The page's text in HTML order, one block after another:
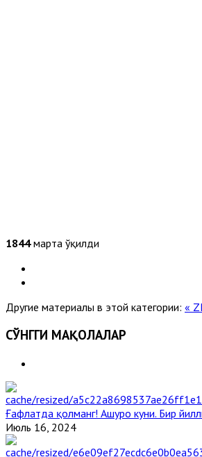
1844марта ўқилди
Другие материалы в этой категории: «
СЎНГГИ МАҚОЛАЛАР
Ғафлатда қолманг! Ашуро куни. Бир
Июль 16, 2024